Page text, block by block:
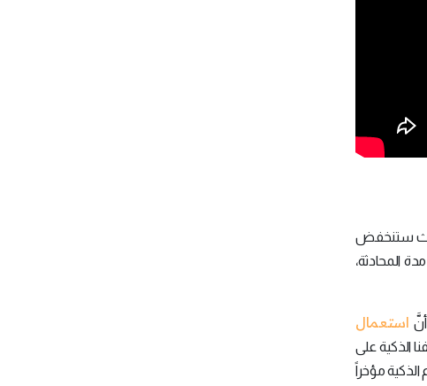
حيث ستنخفض
المحادثة،
استعمال
الذكية على
هواتفهم الذكية مؤخراً